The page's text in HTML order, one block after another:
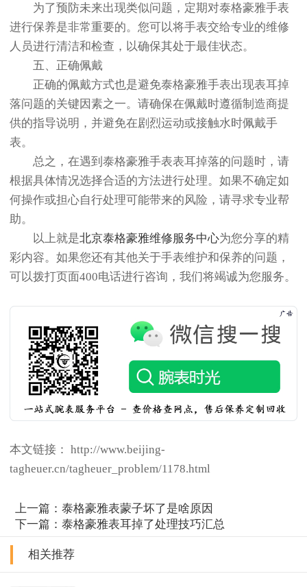
为了预防未来出现类似问题，定期对泰格豪雅手表
进行保养是非常重要的。您可以将手表交给专业的维修
人员进行清洁和检查，以确保其处于最佳状态。
五、正确佩戴
正确的佩戴方式也是避免泰格豪雅手表出现表耳掉
落问题的关键因素之一。请确保在佩戴时遵循制造商提
供的指导说明，并避免在剧烈运动或接触水时佩戴手
表。
总之，在遇到泰格豪雅手表表耳掉落的问题时，请
根据具体情况选择合适的方法进行处理。如果不确定如
何操作或担心自行处理可能带来的风险，请寻求专业帮
助。
以上就是北京泰格豪雅维修服务中心为您分享的精
彩内容。如果您还有其他关于手表维护和保养的问题，
可以拨打页面400电话进行咨询，我们将竭诚为您服务。
本文链接： http://www.beijing-
tagheuer.cn/tagheuer_problem/1178.html
上一篇：泰格豪雅表蒙子坏了是啥原因
下一篇：泰格豪雅表耳掉了处理技巧汇总
相关推荐